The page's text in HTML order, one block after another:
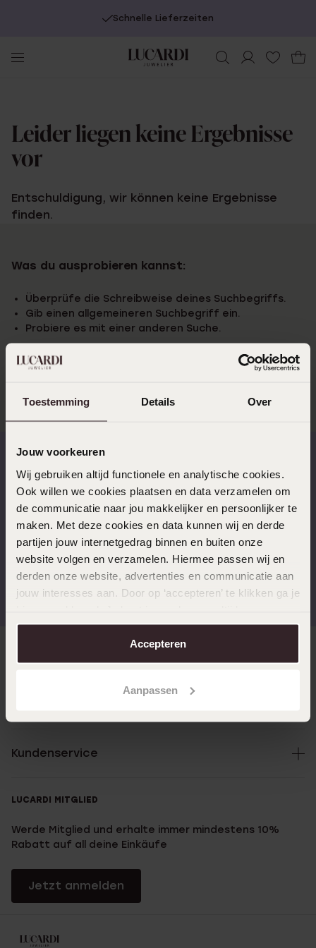
Toestemming Details Over
Jouw voorkeuren
Wij gebruiken altijd functionele en analytische cookies.
Ook willen we cookies plaatsen en data verzamelen om
de communicatie naar jou makkelijker en persoonlijker te
maken. Met deze cookies en data kunnen wij en derde
partijen jouw internetgedrag binnen en buiten onze
website volgen en verzamelen. Hiermee passen wij en
derden onze website, advertenties en communicatie aan
jouw interesses aan. Door op ‘accepteren’ te klikken ga je
aanpassen. Lees er meer over in onscookiebeleid.
Accepteren
Aanpassen
Schnelle Lieferzeiten
Leider liegen keine Ergebnisse
vor
Entschuldigung, wir können keine Ergebnisse
finden.
Was du ausprobieren kannst:
Überprüfe die Schreibweise deines Suchbegriffs.
Gib einen allgemeineren Suchbegriff ein.
Probiere es mit einer anderen Suche.
Schnelle Lieferzeiten
14 Tage kostenlos
zurücksenden
Kostenloser Versand ab
€49
Bewertet mit 4,58 / 5
(55.000+ reviews)
Kundenservice
LUCARDI MITGLIED
Werde Mitglied und erhalte immer mindestens 10%
Rabatt auf all deine Einkäufe
Jetzt anmelden